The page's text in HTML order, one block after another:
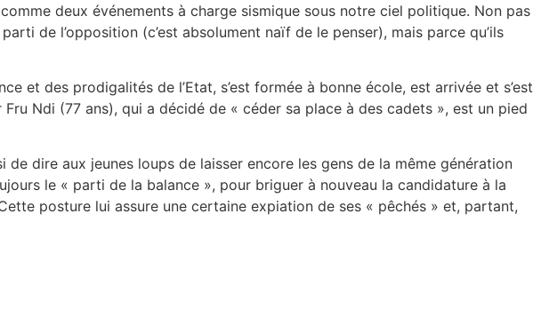
deux événements à charge sismique sous notre ciel politique. Non pas
de l’opposition (c’est absolument naïf de le penser), mais parce qu’ils
et des prodigalités de l’Etat, s’est formée à bonne école, est arrivée et s’est
Ndi (77 ans), qui a décidé de « céder sa place à des cadets », est un pied
dire aux jeunes loups de laisser encore les gens de la même génération
le « parti de la balance », pour briguer à nouveau la candidature à la
posture lui assure une certaine expiation de ses « pêchés » et, partant,